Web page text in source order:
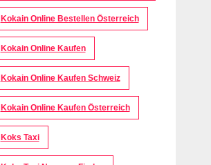
Kokain Online Bestellen Österreich
Kokain Online Kaufen
Kokain Online Kaufen Schweiz
Kokain Online Kaufen Österreich
Koks Taxi